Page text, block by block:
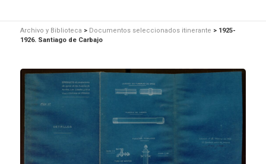
Archivo y Biblioteca > Documentos seleccionados itinerante > 1925-
1926. Santiago de Carbajo